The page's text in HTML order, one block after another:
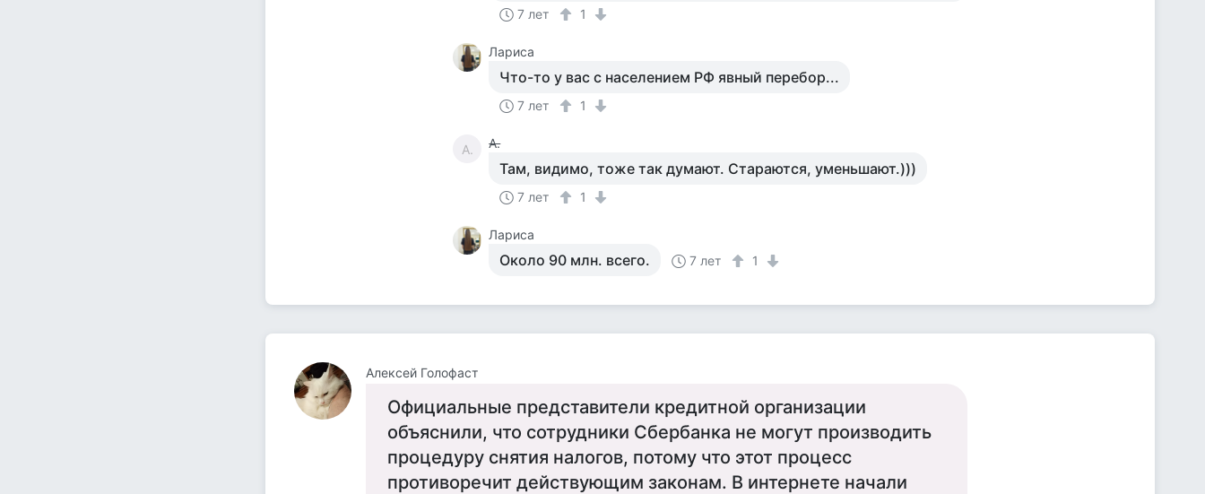
7 лет 1
Лариса
Что-то у вас с населением РФ явный перебор...
7 лет 1
А. А.
Там, видимо, тоже так думают. Стараются, уменьшают.)))
7 лет 1
Лариса
Около 90 млн. всего. 7 лет 1
Алексей Голофаст
Официальные представители кредитной организации
объяснили, что сотрудники Сбербанка не могут производить
процедуру снятия налогов, потому что этот процесс
противоречит действующим законам. В интернете начали